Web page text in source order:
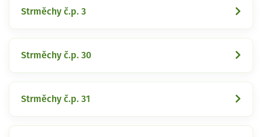
Strměchy č.p. 3
Strměchy č.p. 30
Strměchy č.p. 31